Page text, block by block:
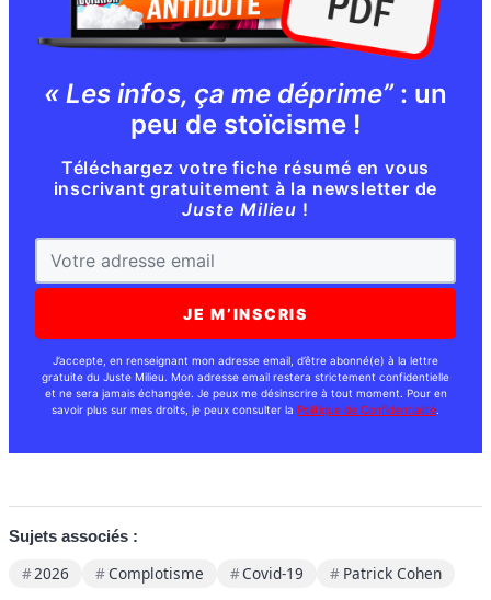
« Les infos, ça me déprime”: un
peu de stoïcisme !
Téléchargez votre fiche résumé en vous
inscrivant gratuitement à la newsletter de
Juste Milieu !
J’accepte, en renseignant mon adresse email, d’être abonné(e) à la lettre
gratuite du Juste Milieu. Mon adresse email restera strictement confidentielle
et ne sera jamais échangée. Je peux me désinscrire à tout moment. Pour en
savoir plus sur mes droits, je peux consulter la Politique de Confidentialité
Sujets associés :
2026 Complotisme Covid-19 Patrick Cohen